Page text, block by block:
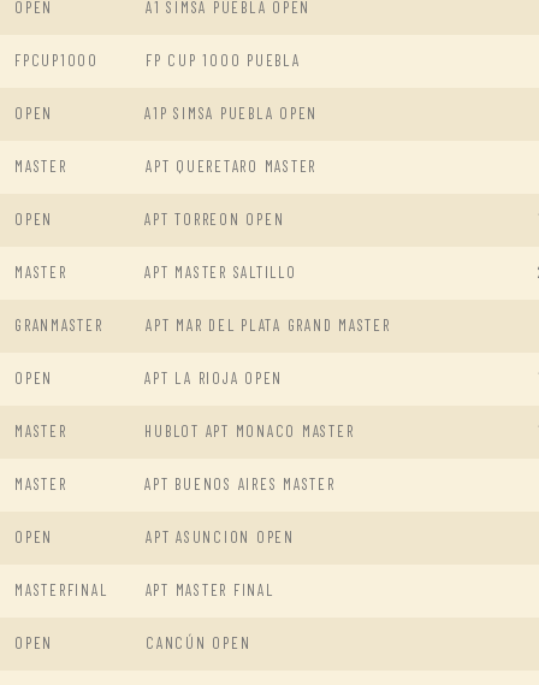
OPEN A1 SIMSA PUEBLA OPEN
FPCUP1000 FP CUP 1000 PUEBLA
OPEN A1P SIMSA PUEBLA OPEN
MASTER APT QUERETARO MASTER
OPEN APT TORREON OPEN
MASTER APT MASTER SALTILLO
GRANMASTER APT MAR DEL PLATA GRAND MASTER
OPEN APT LA RIOJA OPEN
MASTER HUBLOT APT MONACO MASTER
MASTER APT BUENOS AIRES MASTER
OPEN APT ASUNCION OPEN
MASTERFINAL APT MASTER FINAL
OPEN CANCÚN OPEN